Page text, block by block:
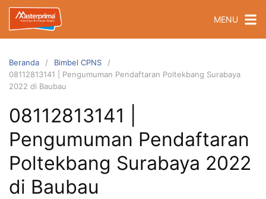
Langsung
konten
MENU
Beranda
Bimbel CPNS
08112813141 | Pengumuman Pendaftaran Poltekbang Surabaya
2022 di Baubau
08112813141 |
Pengumuman Pendaftaran
Poltekbang Surabaya 2022
di Baubau